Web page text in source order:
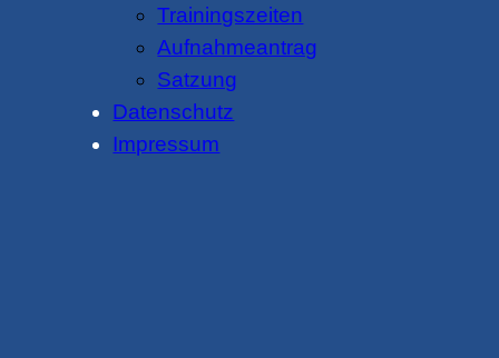
Trainingszeiten
Aufnahmeantrag
Satzung
Datenschutz
Impressum